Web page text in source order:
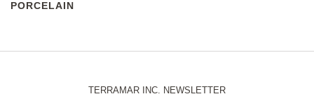
PORCELAIN
TERRAMAR INC. NEWSLETTER